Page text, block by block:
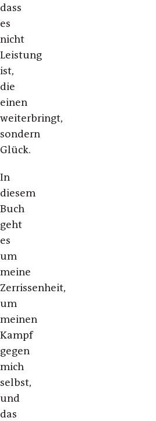
dass
es
nicht
Leistung
ist,
die
einen
weiterbringt,
sondern
Glück.
In
diesem
Buch
geht
es
um
meine
Zerrissenheit,
um
meinen
Kampf
gegen
mich
selbst,
und
das